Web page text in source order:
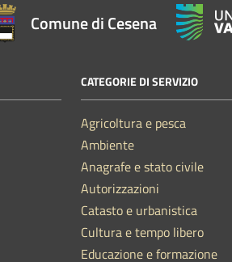
Comune di Cesena
CATEGORIE DI SERVIZIO
Agricoltura e pesca
Ambiente
Anagrafe e stato civile
Autorizzazioni
Catasto e urbanistica
Cultura e tempo libero
Educazione e formazione